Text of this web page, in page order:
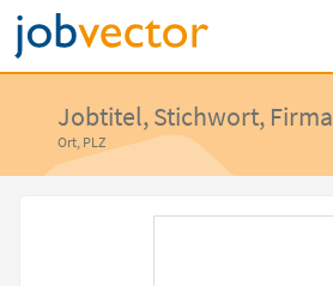
Jobtitel, Stichwort, Firma
Ort, PLZ